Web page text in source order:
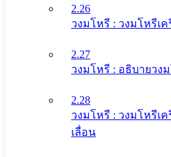
2.26
วงมโหรี : วงมโหรีเ
2.27
วงมโหรี : อธิบายวงม
2.28
วงมโหรี : วงมโหรีเ
เลื่อน